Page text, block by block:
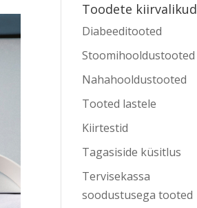
Toodete kiirvalikud
Diabeeditooted
Stoomihooldustooted
Nahahooldustooted
Tooted lastele
Kiirtestid
Tagasiside küsitlus
Tervisekassa
soodustusega tooted